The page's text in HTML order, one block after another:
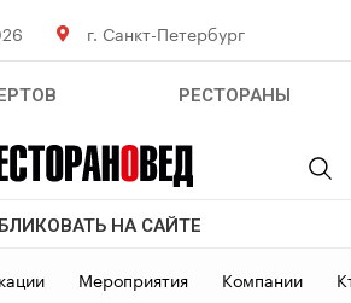
г. Санкт-Петербург
РЕСТОРАНЫ
НА САЙТЕ
Мероприятия Компании